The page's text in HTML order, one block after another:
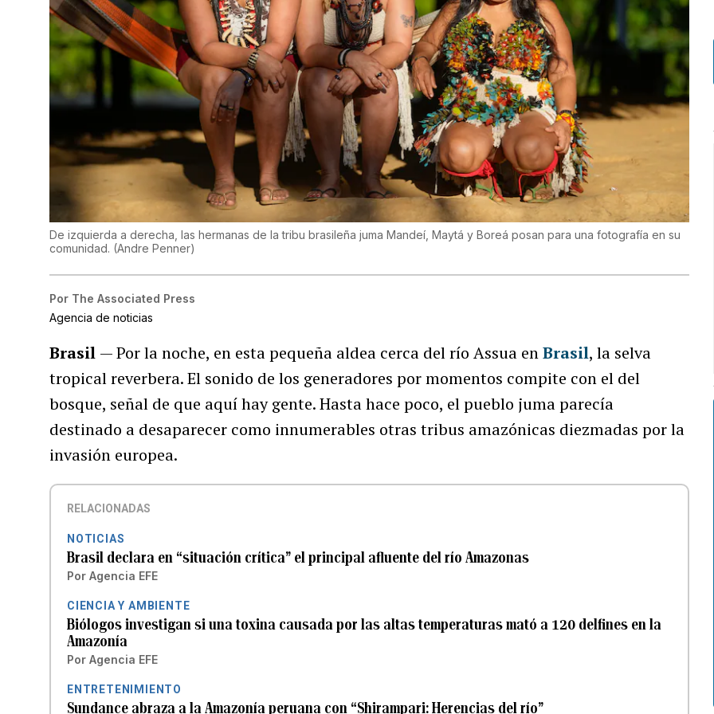
De izquierda a derecha, las hermanas de la tribu brasileña juma Mandeí, Maytá y Boreá posan para una fotografía en su
comunidad. (Andre Penner)
Por The Associated Press
Agencia de noticias
Brasil — Por la noche, en esta pequeña aldea cerca del río Assua enBrasil, la selva
tropical reverbera. El sonido de los generadores por momentos compite con el del
bosque, señal de que aquí hay gente. Hasta hace poco, el pueblo juma parecía
destinado a desaparecer como innumerables otras tribus amazónicas diezmadas por la
invasión europea.
RELACIONADAS
NOTICIAS
Brasil declara en “situación crítica” el principal afluente del río Amazonas
Por Agencia EFE
CIENCIA Y AMBIENTE
Biólogos investigan si una toxina causada por las altas temperaturas mató a 120 delfines en la
Amazonía
Por Agencia EFE
ENTRETENIMIENTO
Sundance abraza a la Amazonía peruana con “Shirampari: Herencias del río”